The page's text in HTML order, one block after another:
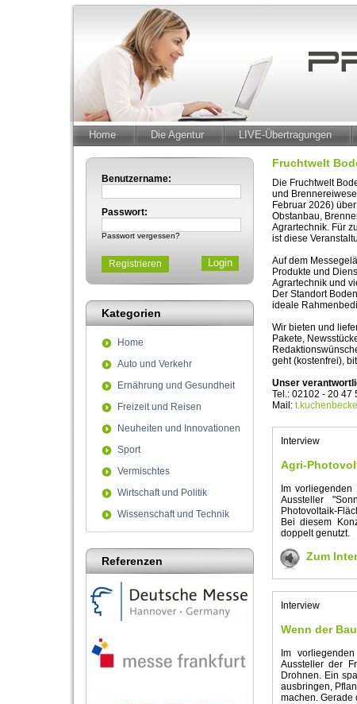
Home Die Agentur LIVE-Übertragungen
Benutzername:
Passwort:
Passwort vergessen?
Registrieren
Kategorien
Home
Auto und Verkehr
Ernährung und Gesundheit
Freizeit und Reisen
Neuheiten und Innovationen
Sport
Vermischtes
Wirtschaft und Politik
Wissenschaft und Technik
Referenzen
Fruchtwelt
Die Fruchtwelt
und
Februar 2026)
Obstanbau,
Agrartechnik. Für
ist diese
Auf dem
Produkte und
Agrartechnik und
Der Standort
ideale
Wir bieten und
Pakete,
geht (kostenfrei),
Unser
Tel.: 02102 - 20 47
Mail:
Interview
Agri-
Im
Aussteller
Photovoltaik-
Bei diesem
doppelt genutzt.
Zum
Interview
Wenn der
Im
Aussteller der
Drohnen. Ein
ausbringen,
machen. Gerade